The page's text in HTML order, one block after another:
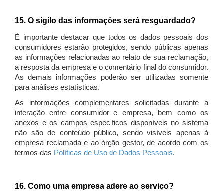
15. O sigilo das informações será resguardado?
É importante destacar que todos os dados pessoais dos
consumidores estarão protegidos, sendo públicas apenas
as informações relacionadas ao relato de sua reclamação,
a resposta da empresa e o comentário final do consumidor.
As demais informações poderão ser utilizadas somente
para análises estatísticas.
As informações complementares solicitadas durante a
interação entre consumidor e empresa, bem como os
anexos e os campos específicos disponíveis no sistema
não são de conteúdo público, sendo visíveis apenas à
empresa reclamada e ao órgão gestor, de acordo com os
termos das Políticas de Uso de Dados Pessoais.
16. Como uma empresa adere ao serviço?